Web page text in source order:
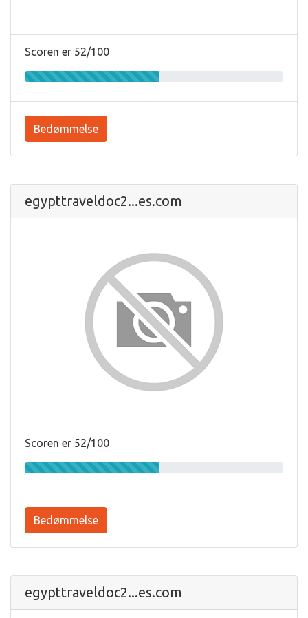
Scoren er 52/100
Bedømmelse
egypttraveldoc2...es.com
Scoren er 52/100
Bedømmelse
egypttraveldoc2...es.com